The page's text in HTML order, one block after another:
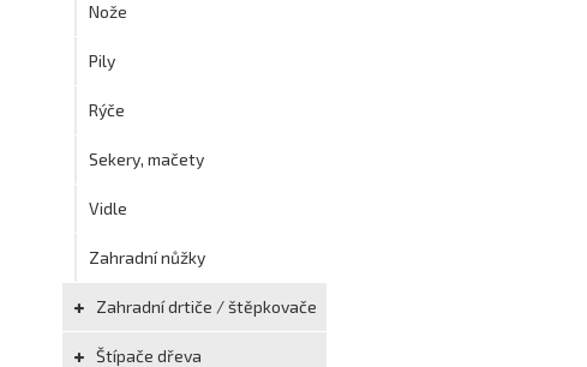
Nože
Pily
Rýče
Sekery, mačety
Vidle
Zahradní nůžky
Zahradní drtiče / štěpkovače
Štípače dřeva